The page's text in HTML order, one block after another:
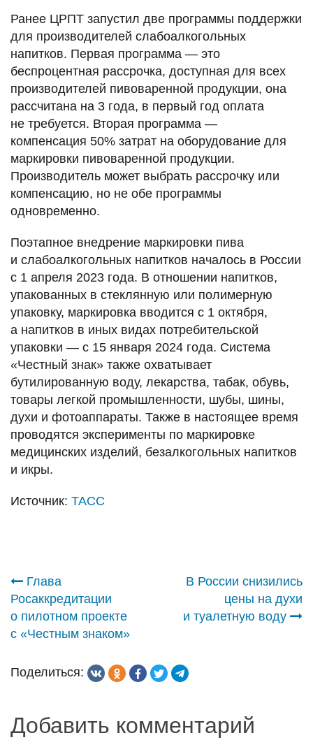
Ранее ЦРПТ запустил две программы поддержки
для производителей слабоалкогольных
напитков. Первая программа — это
беспроцентная рассрочка, доступная для всех
производителей пивоваренной продукции, она
рассчитана на 3 года, в первый год оплата
не требуется. Вторая программа —
компенсация 50% затрат на оборудование для
маркировки пивоваренной продукции.
Производитель может выбрать рассрочку или
компенсацию, но не обе программы
одновременно.
Поэтапное внедрение маркировки пива
и слабоалкогольных напитков началось в России
с 1 апреля 2023 года. В отношении напитков,
упакованных в стеклянную или полимерную
упаковку, маркировка вводится с 1 октября,
а напитков в иных видах потребительской
упаковки — с 15 января 2024 года. Система
«Честный знак» также охватывает
бутилированную воду, лекарства, табак, обувь,
товары легкой промышленности, шубы, шины,
духи и фотоаппараты. Также в настоящее время
проводятся эксперименты по маркировке
медицинских изделий, безалкогольных напитков
и икры.
Источник: ТАСС
Навигация
по
Глава
Росаккредитации
о пилотном проекте
с «Честным знаком»
В России снизились
цены на духи
и туалетную воду
Поделиться:
Добавить комментарий